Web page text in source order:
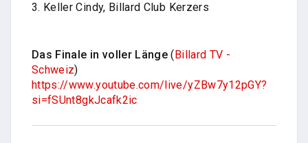
3. Keller Cindy, Billard Club Kerzers
Das Finale in voller Länge ( Billard TV -
Schweiz)
https://www.youtube.com/live/yZBw7y12pGY?
si=fSUnt8gkJcafk2ic